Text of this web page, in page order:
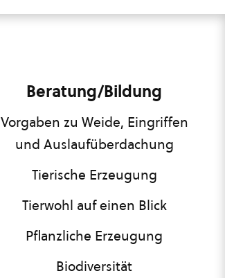
Beratung/Bildung
Vorgaben zu Weide, Eingriffen
und Auslaufüberdachung
Tierische Erzeugung
Tierwohl auf einen Blick
Pflanzliche Erzeugung
Biodiversität